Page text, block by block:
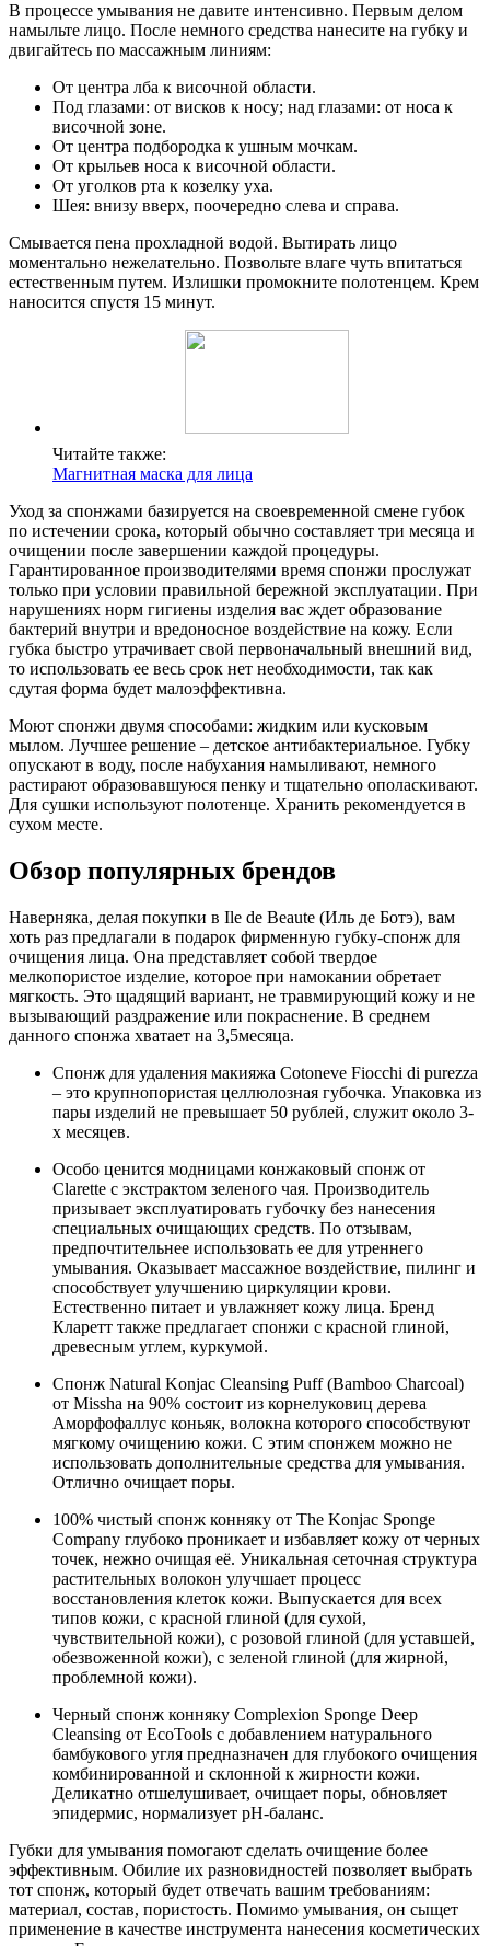
В процессе умывания не давите интенсивно. Первым делом
намыльте лицо. После немного средства нанесите на губку и
двигайтесь по массажным линиям:
От центра лба к височной области.
Под глазами: от висков к носу; над глазами: от носа к
височной зоне.
От центра подбородка к ушным мочкам.
От крыльев носа к височной области.
От уголков рта к козелку уха.
Шея: внизу вверх, поочередно слева и справа.
Смывается пена прохладной водой. Вытирать лицо
моментально нежелательно. Позвольте влаге чуть впитаться
естественным путем. Излишки промокните полотенцем. Крем
наносится спустя 15 минут.
Читайте также:
Магнитная маска для лица
Уход за спонжами базируется на своевременной смене губок
по истечении срока, который обычно составляет три месяца и
очищении после завершении каждой процедуры.
Гарантированное производителями время спонжи прослужат
только при условии правильной бережной эксплуатации. При
нарушениях норм гигиены изделия вас ждет образование
бактерий внутри и вредоносное воздействие на кожу. Если
губка быстро утрачивает свой первоначальный внешний вид,
то использовать ее весь срок нет необходимости, так как
сдутая форма будет малоэффективна.
Моют спонжи двумя способами: жидким или кусковым
мылом. Лучшее решение – детское антибактериальное. Губку
опускают в воду, после набухания намыливают, немного
растирают образовавшуюся пенку и тщательно ополаскивают.
Для сушки используют полотенце. Хранить рекомендуется в
сухом месте.
Обзор популярных брендов
Наверняка, делая покупки в Ile de Beaute (Иль де Ботэ), вам
хоть раз предлагали в подарок фирменную губку-спонж для
очищения лица. Она представляет собой твердое
мелкопористое изделие, которое при намокании обретает
мягкость. Это щадящий вариант, не травмирующий кожу и не
вызывающий раздражение или покраснение. В среднем
данного спонжа хватает на 3,5месяца.
Спонж для удаления макияжа Cotoneve Fiocchi di purezza
– это крупнопористая целлюлозная губочка. Упаковка из
пары изделий не превышает 50 рублей, служит около 3-
х месяцев.
Особо ценится модницами конжаковый спонж от
Clarette с экстрактом зеленого чая. Производитель
призывает эксплуатировать губочку без нанесения
специальных очищающих средств. По отзывам,
предпочтительнее использовать ее для утреннего
умывания. Оказывает массажное воздействие, пилинг и
способствует улучшению циркуляции крови.
Естественно питает и увлажняет кожу лица. Бренд
Кларетт также предлагает спонжи с красной глиной,
древесным углем, куркумой.
Cпонж Natural Konjac Cleansing Puff (Bamboo Charcoal)
от Missha на 90% состоит из корнелуковиц дерева
Аморфофаллус коньяк, волокна которого способствуют
мягкому очищению кожи. С этим спонжем можно не
использовать дополнительные средства для умывания.
Отлично очищает поры.
100% чистый спонж конняку от The Konjac Sponge
Company глубоко проникает и избавляет кожу от черных
точек, нежно очищая её. Уникальная сеточная структура
растительных волокон улучшает процесс
восстановления клеток кожи. Выпускается для всех
типов кожи, с красной глиной (для сухой,
чувствительной кожи), с розовой глиной (для уставшей,
обезвоженной кожи), с зеленой глиной (для жирной,
проблемной кожи).
Черный спонж конняку Complexion Sponge Deep
Cleansing от EcoTools с добавлением натурального
бамбукового угля предназначен для глубокого очищения
комбинированной и склонной к жирности кожи.
Деликатно отшелушивает, очищает поры, обновляет
эпидермис, нормализует pH-баланс.
Губки для умывания помогают сделать очищение более
эффективным. Обилие их разновидностей позволяет выбрать
тот спонж, который будет отвечать вашим требованиям:
материал, состав, пористость. Помимо умывания, он сыщет
применение в качестве инструмента нанесения косметических